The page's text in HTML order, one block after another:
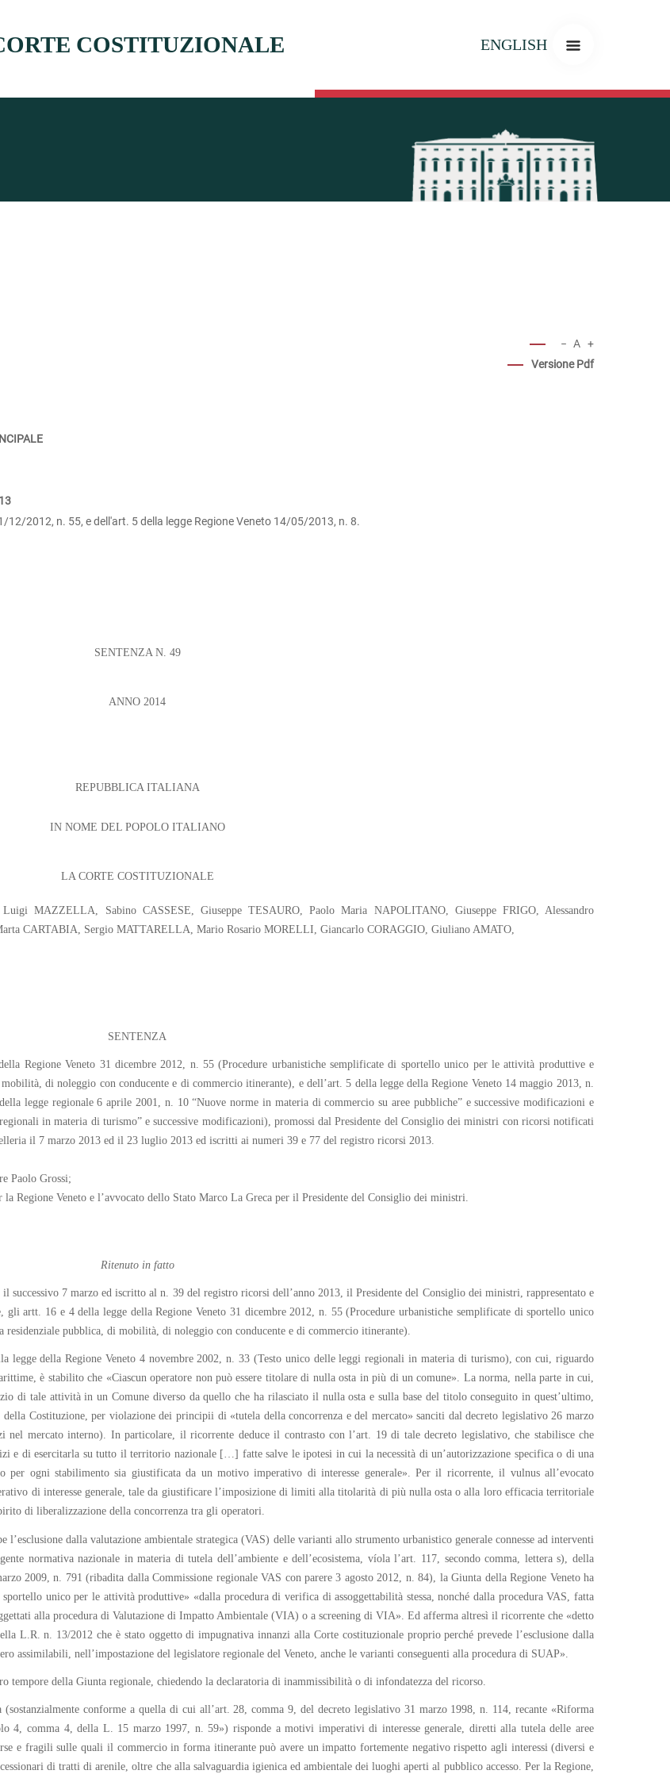
COSTITUZIONALE ENGLISH
− A +
Versione Pdf
13
2012, n. 55, e dell'art. 5 della legge Regione Veneto 14/05/2013, n. 8.
SENTENZA N. 49
ANNO 2014
REPUBBLICA ITALIANA
IN NOME DEL POPOLO ITALIANO
LA CORTE COSTITUZIONALE
MAZZELLA, Sabino CASSESE, Giuseppe TESAURO, Paolo Maria NAPOLITANO, Giuseppe FRIGO, Alessandro
CARTABIA, Sergio MATTARELLA, Mario Rosario MORELLI, Giancarlo CORAGGIO, Giuliano AMATO,
SENTENZA
Regione Veneto 31 dicembre 2012, n. 55 (Procedure urbanistiche semplificate di sportello unico per le attività produttive e
di noleggio con conducente e di commercio itinerante), e dell’art. 5 della legge della Regione Veneto 14 maggio 2013, n.
legge regionale 6 aprile 2001, n. 10 “Nuove norme in materia di commercio su aree pubbliche” e successive modificazioni e
in materia di turismo” e successive modificazioni), promossi dal Presidente del Consiglio dei ministri con ricorsi notificati
il 7 marzo 2013 ed il 23 luglio 2013 ed iscritti ai numeri 39 e 77 del registro ricorsi 2013.
Paolo Grossi;
Regione Veneto e l’avvocato dello Stato Marco La Greca per il Presidente del Consiglio dei ministri.
Ritenuto in fatto
7 marzo ed iscritto al n. 39 del registro ricorsi dell’anno 2013, il Presidente del Consiglio dei ministri, rappresentato e
gli artt. 16 e 4 della legge della Regione Veneto 31 dicembre 2012, n. 55 (Procedure urbanistiche semplificate di sportello unico
pubblica, di mobilità, di noleggio con conducente e di commercio itinerante).
legge della Regione Veneto 4 novembre 2002, n. 33 (Testo unico delle leggi regionali in materia di turismo), con cui, riguardo
è stabilito che «Ciascun operatore non può essere titolare di nulla osta in più di un comune». La norma, nella parte in cui,
di tale attività in un Comune diverso da quello che ha rilasciato il nulla osta e sulla base del titolo conseguito in quest’ultimo,
Costituzione, per violazione dei principii di «tutela della concorrenza e del mercato» sanciti dal decreto legislativo 26 marzo
mercato interno). In particolare, il ricorrente deduce il contrasto con l’art. 19 di tale decreto legislativo, che stabilisce che
e di esercitarla su tutto il territorio nazionale […] fatte salve le ipotesi in cui la necessità di un’autorizzazione specifica o di una
per ogni stabilimento sia giustificata da un motivo imperativo di interesse generale». Per il ricorrente, il vulnus all’evocato
di interesse generale, tale da giustificare l’imposizione di limiti alla titolarità di più nulla osta o alla loro efficacia territoriale
di liberalizzazione della concorrenza tra gli operatori.
l’esclusione dalla valutazione ambientale strategica (VAS) delle varianti allo strumento urbanistico generale connesse ad interventi
normativa nazionale in materia di tutela dell’ambiente e dell’ecosistema, víola l’art. 117, secondo comma, lettera s), della
2009, n. 791 (ribadita dalla Commissione regionale VAS con parere 3 agosto 2012, n. 84), la Giunta della Regione Veneto ha
unico per le attività produttive» «dalla procedura di verifica di assoggettabilità stessa, nonché dalla procedura VAS, fatta
alla procedura di Valutazione di Impatto Ambientale (VIA) o a screening di VIA». Ed afferma altresì il ricorrente che «detto
L.R. n. 13/2012 che è stato oggetto di impugnativa innanzi alla Corte costituzionale proprio perché prevede l’esclusione dalla
assimilabili, nell’impostazione del legislatore regionale del Veneto, anche le varianti conseguenti alla procedura di SUAP».
tempore della Giunta regionale, chiedendo la declaratoria di inammissibilità o di infondatezza del ricorso.
(sostanzialmente conforme a quella di cui all’art. 28, comma 9, del decreto legislativo 31 marzo 1998, n. 114, recante «Riforma
4, comma 4, della L. 15 marzo 1997, n. 59») risponde a motivi imperativi di interesse generale, diretti alla tutela delle aree
e fragili sulle quali il commercio in forma itinerante può avere un impatto fortemente negativo rispetto agli interessi (diversi e
di tratti di arenile, oltre che alla salvaguardia igienica ed ambientale dei luoghi aperti al pubblico accesso. Per la Regione,